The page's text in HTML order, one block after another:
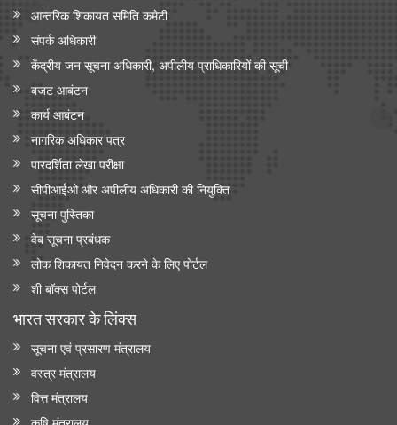
आन्‍तरिक शिकायत समिति कमेटी
संपर्क अधिकारी
केंद्रीय जन सूचना अधिकारी, अपीलीय प्राधिकारियों की सूची
बजट आबंटन
कार्य आबंटन
नागरिक अधिकार पत्र
पारदर्शिता लेखा परीक्षा
सीपीआईओ और अपी‍लीय अधिकारी की नियुक्ति
सूचना पुस्तिका
वेब सूचना प्रबंधक
लोक शिकायत निवेदन करने के लिए पोर्टल
शी बॉक्स पोर्टल
भारत सरकार के लिंक्‍स
सूचना एवं प्रसारण मंत्रालय
वस्त्र मंत्रालय
वित्त मंत्रालय